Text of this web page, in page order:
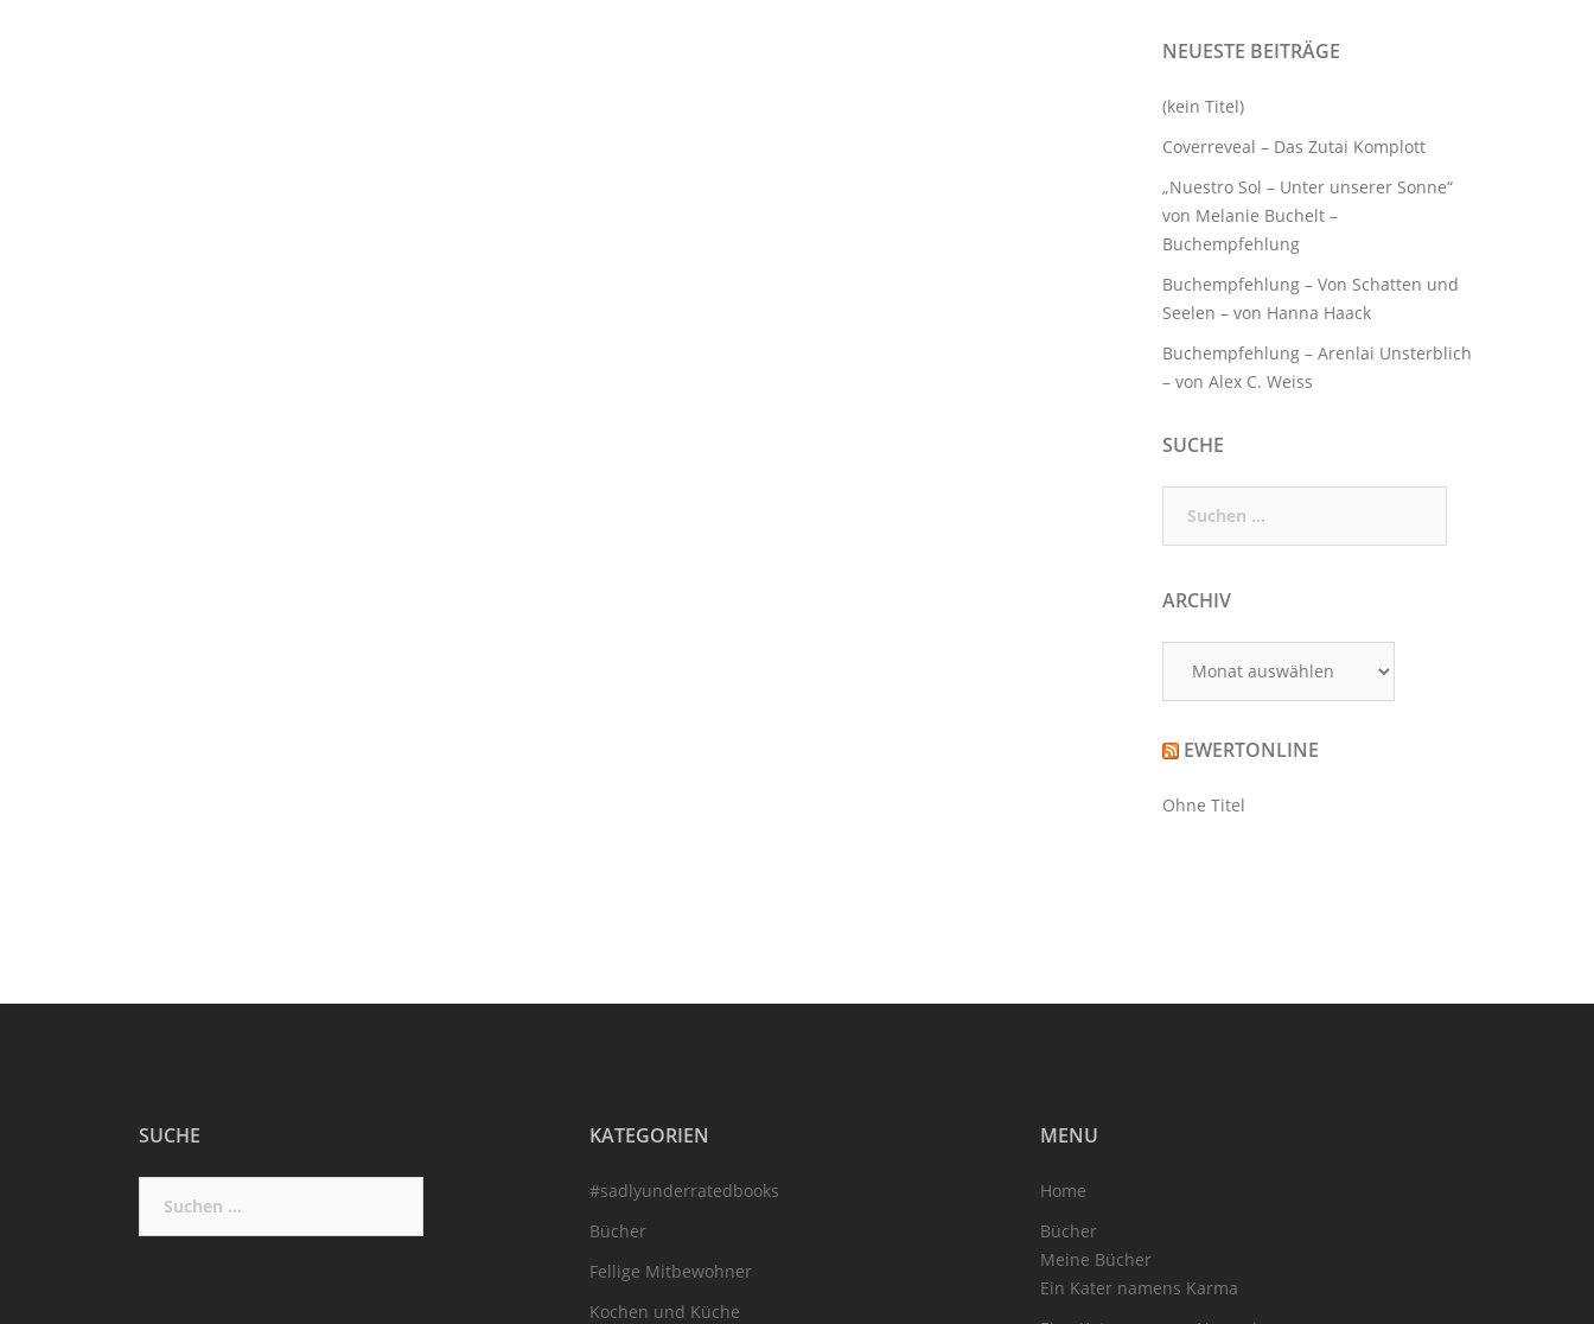
NEUESTE BEITRÄGE
(kein Titel)
Coverreveal – Das Zutai Komplott
„Nuestro Sol – Unter unserer Sonne“
von Melanie Buchelt –
Buchempfehlung
Buchempfehlung – Von Schatten und
Seelen – von Hanna Haack
Buchempfehlung – Arenlai Unsterblich
– von Alex C. Weiss
SUCHE
nach:
ARCHIV
EWERTONLINE
Ohne Titel
SUCHE
nach:
KATEGORIEN
#sadlyunderratedbooks
Bücher
Fellige Mitbewohner
Kochen und Küche
MENU
Home
Bücher
Meine Bücher
Ein Kater namens Karma